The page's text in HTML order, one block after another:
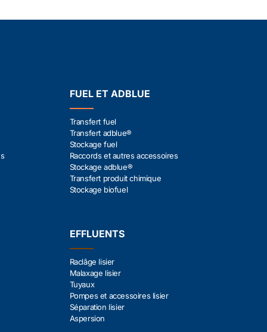
FUEL ET ADBLUE
Transfert fuel
Transfert adblue®
Stockage fuel
Raccords et autres accessoires
Stockage adblue®
Transfert produit chimique
Stockage biofuel
EFFLUENTS
Raclâge lisier
Malaxage lisier
Tuyaux
Pompes et accessoires lisier
Séparation lisier
Aspersion